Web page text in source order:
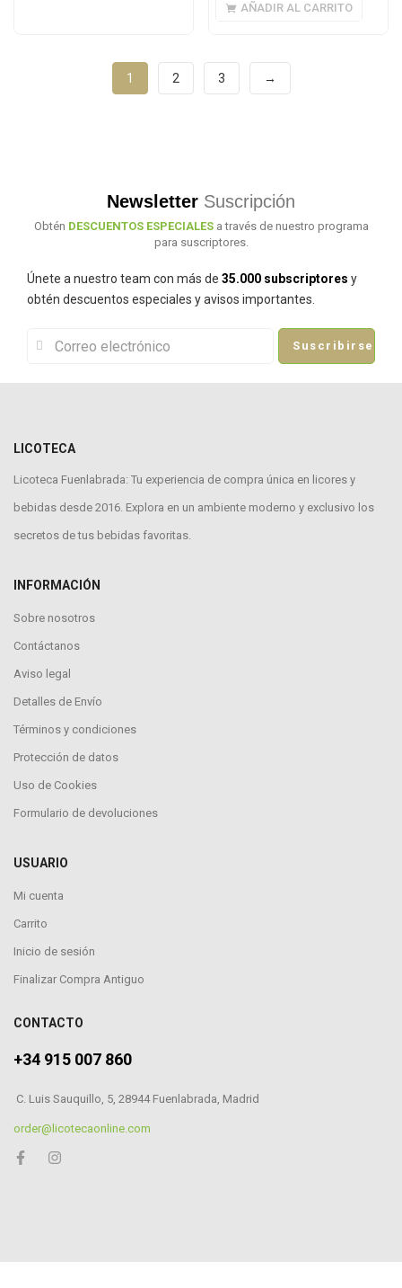
AÑADIR AL CARRITO
1 2 3 →
Newsletter Suscripción
Obtén DESCUENTOS ESPECIALES a través de nuestro programa
para suscriptores.
Únete a nuestro team con más de 35.000 subscriptores y
obtén descuentos especiales y avisos importantes.
Suscribirse
LICOTECA
Licoteca Fuenlabrada: Tu experiencia de compra única en licores y
bebidas desde 2016. Explora en un ambiente moderno y exclusivo los
secretos de tus bebidas favoritas.
INFORMACIÓN
Sobre nosotros
Contáctanos
Aviso legal
Detalles de Envío
Términos y condiciones
Protección de datos
Uso de Cookies
Formulario de devoluciones
USUARIO
Mi cuenta
Carrito
Inicio de sesión
Finalizar Compra Antiguo
CONTACTO
+34 915 007 860
C. Luis Sauquillo, 5, 28944 Fuenlabrada, Madrid
order@licotecaonline.com